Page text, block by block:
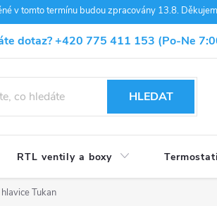
v tomto termínu budou zpracovány 13.8.
dotaz?+420 775 411 153 (Po-Ne
HLEDAT
RTL ventily a boxy
Tukan